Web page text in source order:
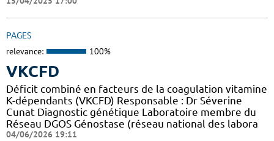
PAGES
relevance: 100%
VKCFD
Déficit combiné en facteurs de la coagulation vitamine
K-dépendants (VKCFD) Responsable : Dr Séverine
Cunat Diagnostic génétique Laboratoire membre du
Réseau DGOS Génostase (réseau national des labora
04/06/2026 19:11